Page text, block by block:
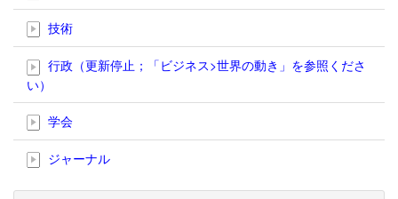
技術
行政（更新停止；「ビジネス>世界の動き」を参照くださ
い）
学会
ジャーナル